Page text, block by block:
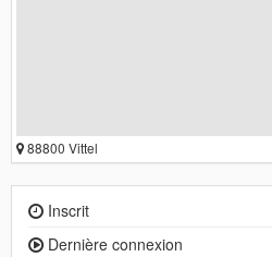
88800 Vittel
Inscrit
Dernière connexion